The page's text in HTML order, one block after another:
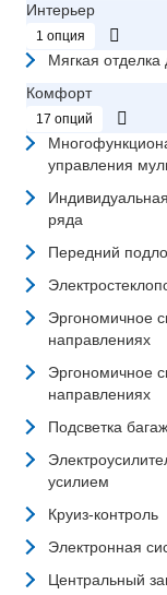
Интерьер
1 опция
Мягкая отделка
Комфорт
17 опций
управления
ряда
Передний
Эргономичное
направлениях
Эргономичное
направлениях
Подсветка
усилием
Круиз-контроль
Электронная
Центральный